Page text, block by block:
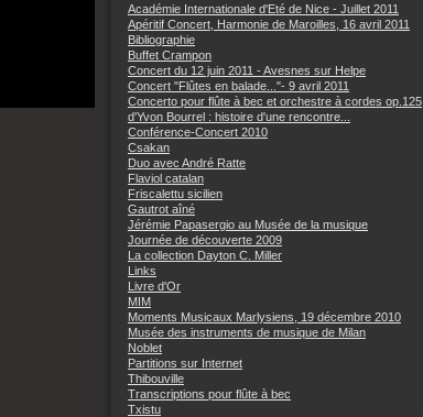
Académie Internationale d'Eté de Nice - Juillet 2011
Apéritif Concert, Harmonie de Maroilles, 16 avril 2011
Bibliographie
Buffet Crampon
Concert du 12 juin 2011 - Avesnes sur Helpe
Concert "Flûtes en balade..."- 9 avril 2011
Concerto pour flûte à bec et orchestre à cordes op.125
d'Yvon Bourrel : histoire d'une rencontre...
Conférence-Concert 2010
Csakan
Duo avec André Ratte
Flaviol catalan
Friscalettu sicilien
Gautrot aîné
Jérémie Papasergio au Musée de la musique
Journée de découverte 2009
La collection Dayton C. Miller
Links
Livre d'Or
MIM
Moments Musicaux Marlysiens, 19 décembre 2010
Musée des instruments de musique de Milan
Noblet
Partitions sur Internet
Thibouville
Transcriptions pour flûte à bec
Txistu